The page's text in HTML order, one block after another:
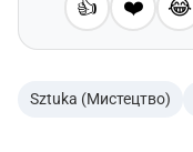
👍 ❤️ 😂
Sztuka (Мистецтво)